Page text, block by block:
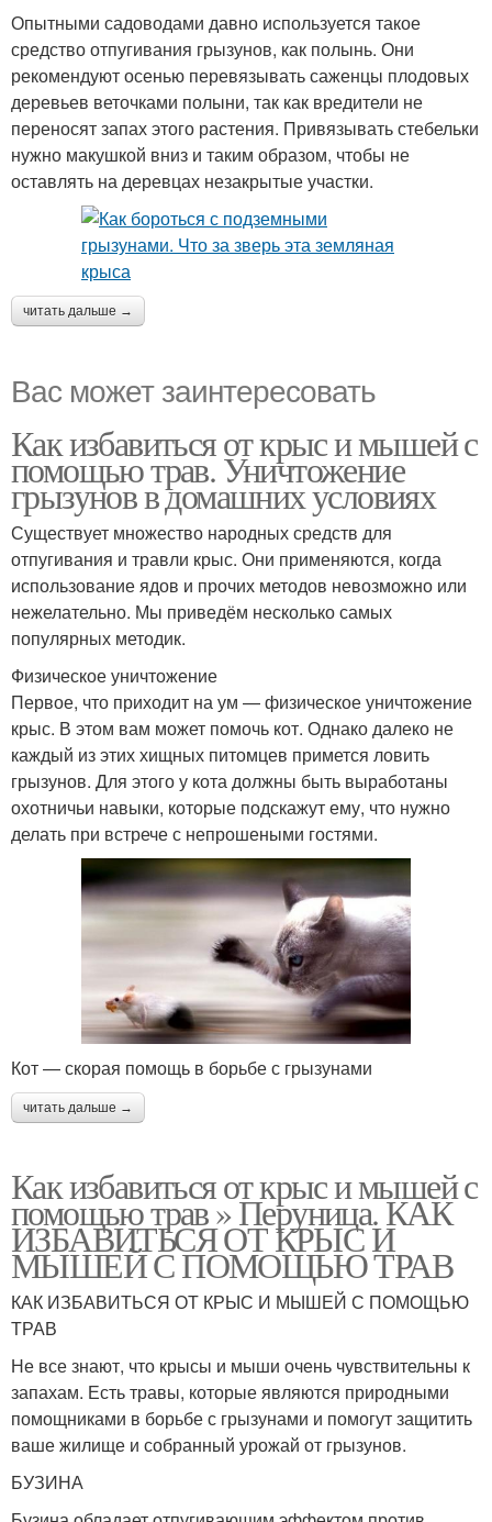
Опытными садоводами давно используется такое
средство отпугивания грызунов, как полынь. Они
рекомендуют осенью перевязывать саженцы плодовых
деревьев веточками полыни, так как вредители не
переносят запах этого растения. Привязывать стебельки
нужно макушкой вниз и таким образом, чтобы не
оставлять на деревцах незакрытые участки.
читать дальше →
Вас может заинтересовать
Как избавиться от крыс и мышей с
помощью трав. Уничтожение
грызунов в домашних условиях
Существует множество народных средств для
отпугивания и травли крыс. Они применяются, когда
использование ядов и прочих методов невозможно или
нежелательно. Мы приведём несколько самых
популярных методик.
Физическое уничтожение
Первое, что приходит на ум — физическое уничтожение
крыс. В этом вам может помочь кот. Однако далеко не
каждый из этих хищных питомцев примется ловить
грызунов. Для этого у кота должны быть выработаны
охотничьи навыки, которые подскажут ему, что нужно
делать при встрече с непрошеными гостями.
Кот — скорая помощь в борьбе с грызунами
читать дальше →
Как избавиться от крыс и мышей с
помощью трав » Перуница. КАК
ИЗБАВИТЬСЯ ОТ КРЫС И
МЫШЕЙ С ПОМОЩЬЮ ТРАВ
КАК ИЗБАВИТЬСЯ ОТ КРЫС И МЫШЕЙ С ПОМОЩЬЮ
ТРАВ
Не все знают, что крысы и мыши очень чувствительны к
запахам. Есть травы, которые являются природными
помощниками в борьбе с грызунами и помогут защитить
ваше жилище и собранный урожай от грызунов.
БУЗИНА